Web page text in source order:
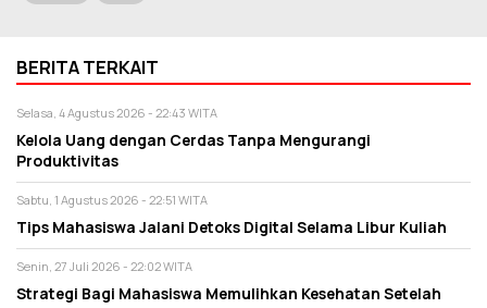
BERITA TERKAIT
Selasa, 4 Agustus 2026 - 22:43 WITA
Kelola Uang dengan Cerdas Tanpa Mengurangi
Produktivitas
Sabtu, 1 Agustus 2026 - 22:51 WITA
Tips Mahasiswa Jalani Detoks Digital Selama Libur Kuliah
Senin, 27 Juli 2026 - 22:02 WITA
Strategi Bagi Mahasiswa Memulihkan Kesehatan Setelah